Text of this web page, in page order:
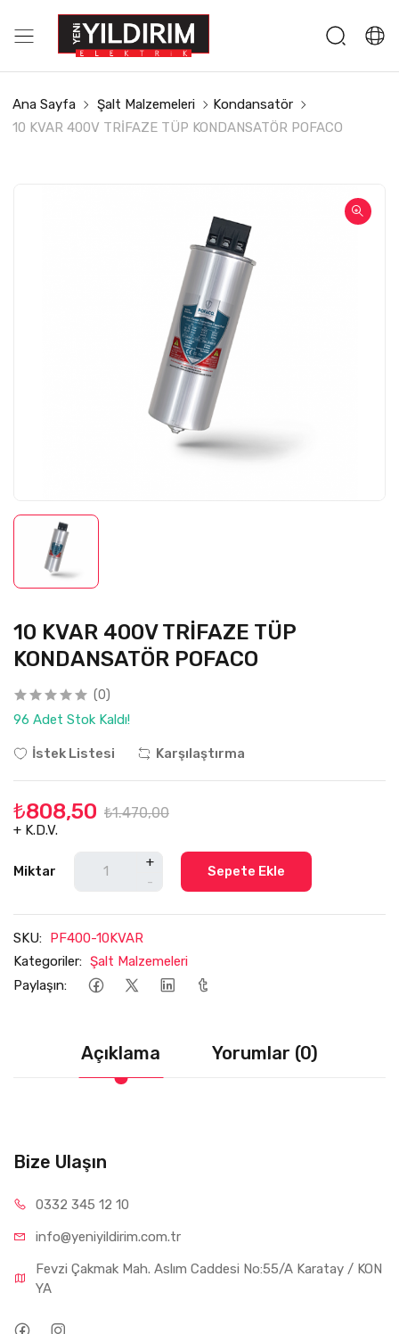
Ana Sayfa Şalt Malzemeleri
Kondansatör
10 KVAR 400V TRİFAZE TÜP KONDANSATÖR POFACO
10 KVAR 400V TRİFAZE TÜP
KONDANSATÖR POFACO
(0)
96 Adet Stok Kaldı!
İstek Listesi Karşılaştırma
₺808,50 ₺1.470,00
+ K.D.V.
Miktar
+
-
Sepete Ekle
SKU: PF400-10KVAR
Kategoriler: Şalt Malzemeleri
Paylaşın:
Açıklama Yorumlar (0)
Bize Ulaşın
0332 345 12 10
info@yeniyildirim.com.tr
Fevzi Çakmak Mah. Aslım Caddesi No:55/A Karatay / KON
YA